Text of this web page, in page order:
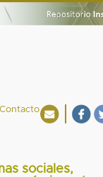
Contacto
sociales,